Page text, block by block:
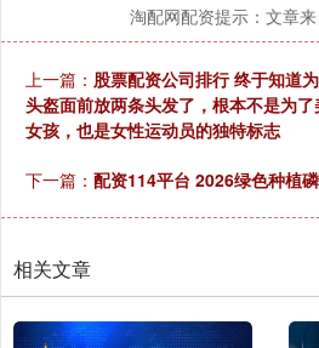
淘配网配资提示：文章
上一篇： 股票配资公司排行 终于知道
头盔面前放两条头发了，根本不是为
女孩，也是女性运动员的独特标志
下一篇： 配资114平台 2026绿色种植
相关文章